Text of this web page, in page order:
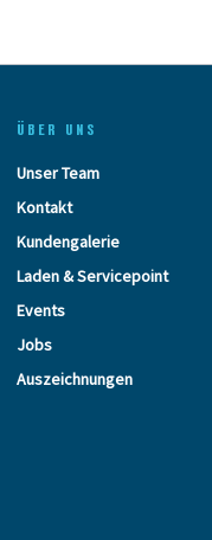
ÜBER UNS
Unser Team
Kontakt
Kundengalerie
Laden & Servicepoint
Events
Jobs
Auszeichnungen